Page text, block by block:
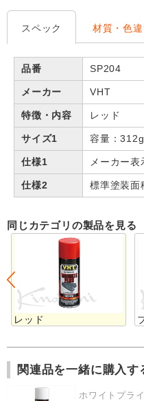
スペック 材質・色
品番 SP204
メーカー VHT
特徴・内容 レッド
サイズ1 容量：312g
仕様1 メーカー
仕様2 標準塗装面
同じカテゴリの製品を見る
レッド
関連品を一緒に購入す
ホワイトプラ